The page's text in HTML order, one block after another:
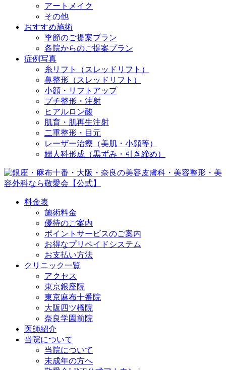
アートメイク
その他
おすすめ施術
季節のご提案プラン
各院からのご提案プラン
症例写真
糸リフト（スレッドリフト）
鼻整形（スレッドリフト）
小顔・リフトアップ
プチ整形・注射
ヒアルロン酸
肌育・肌再生注射
二重整形・目元
レーザー治療（美肌・小顔等）
婦人科形成（黒ずみ・引き締め）
料金表
施術料金
優待のご案内
ポイントサービスのご案内
お得なプリペイドシステム
お支払い方法
クリニック一覧
アクセス
東京銀座院
東京麻布十番院
大阪四ツ橋院
奈良学園前院
医師紹介
当院について
当院について
未成年の方へ